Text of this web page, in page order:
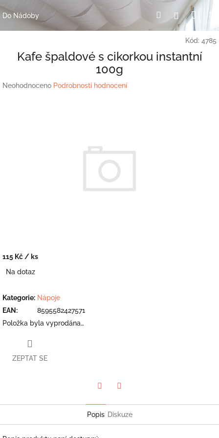
Přejít
naDo Nádoby HledatPřihlášení
Kód: 4785
Kafe špaldové s cikorkou instantní
100g
Průměrné
Neohodnoceno Podrobnosti hodnocení
115 Kč / ks
cena:
Na dotaz
Kategorie: Nápoje
EAN :
8595582427571
Položka byla vyprodána…
ZEPTAT SE
Popis Diskuze